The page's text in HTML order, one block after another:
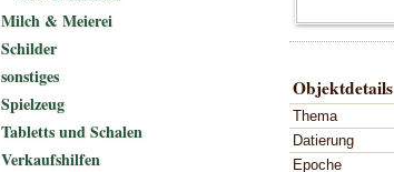
Objektdetails
Thema
Datierung
Epoche
Milch & Meierei
Schilder
sonstiges
Spielzeug
Tabletts und Schalen
Verkaufshilfen